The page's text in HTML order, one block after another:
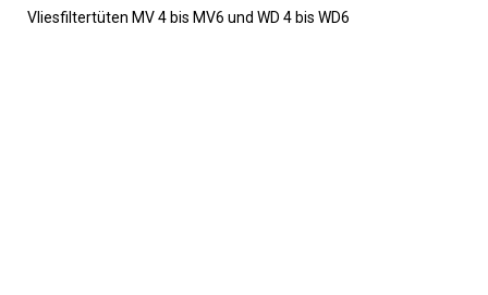
Vliesfiltertüten MV 4 bis MV6 und WD 4 bis WD6